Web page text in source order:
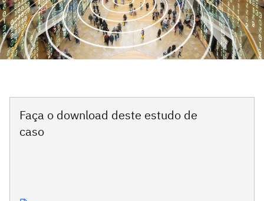
Faça o download deste estudo de
caso